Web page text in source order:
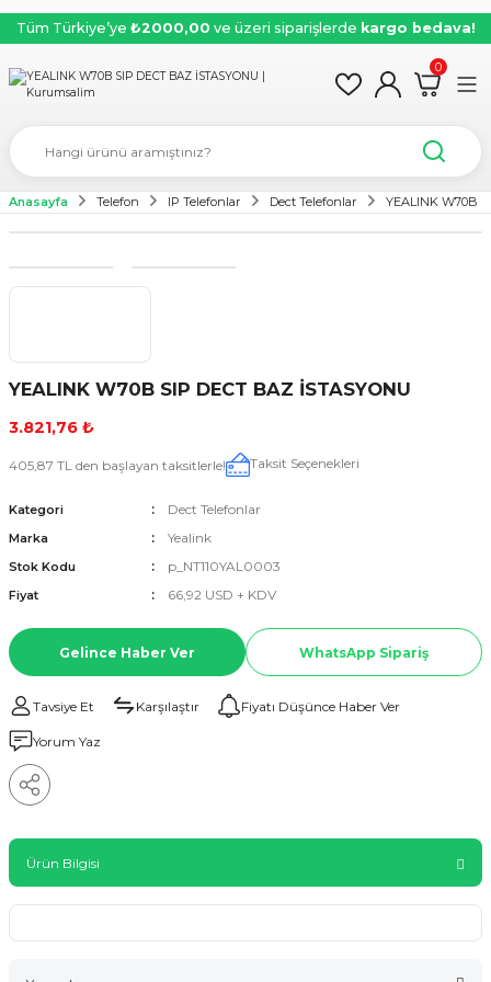
Tüm Türkiye’ye ₺2000,00 ve üzeri siparişlerde kargo bedava!
0
Anasayfa Telefon IP Telefonlar Dect Telefonlar YEALINK W70B
YEALINK W70B SIP DECT BAZ İSTASYONU
3.821,76 ₺
405,87 TL den başlayan taksitlerle! Taksit Seçenekleri
Kategori Dect Telefonlar
Marka Yealink
Stok Kodu p_NT110YAL0003
Fiyat 66,92 USD + KDV
Gelince Haber Ver WhatsApp Sipariş
Tavsiye Et Karşılaştır Fiyatı Düşünce Haber Ver
Yorum Yaz
Ürün Bilgisi